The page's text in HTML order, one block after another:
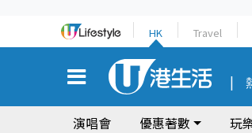
HK Travel
演唱會 優惠著數 玩